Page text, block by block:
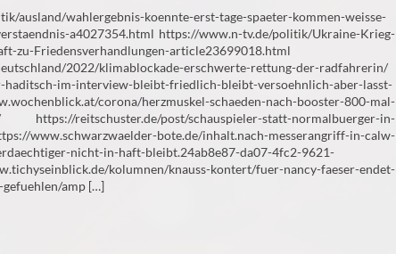
ausland/wahlergebnis-koennte-erst-tage-spaeter-kommen-weisse-
a4027354.html https://www.n-tv.de/politik/Ukraine-Krieg-
zu-Friedensverhandlungen-article23699018.html
2022/klimablockade-erschwerte-rettung-der-radfahrerin/
haditsch-im-interview-bleibt-friedlich-bleibt-versoehnlich-aber-lasst-
corona/herzmuskel-schaeden-nach-booster-800-mal-
https://reitschuster.de/post/schauspieler-statt-normalbuerger-in-
www.schwarzwaelder-bote.de/inhalt.nach-messerangriff-in-calw-
nicht-in-haft-bleibt.24ab8e87-da07-4fc2-9621-
kolumnen/knauss-kontert/fuer-nancy-faeser-endet-
amp […]